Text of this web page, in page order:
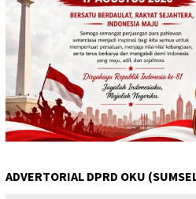
ADVERTORIAL DPRD OKU